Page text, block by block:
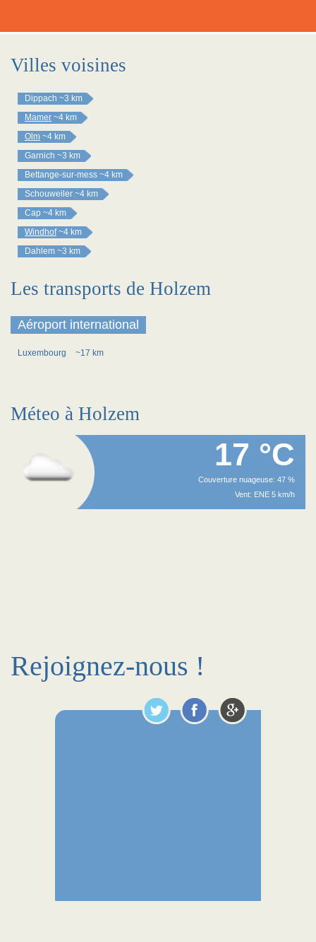
Villes voisines
Dippach ~3 km
Mamer ~4 km
Olm ~4 km
Garnich ~3 km
Bettange-sur-mess ~4 km
Schouweiler ~4 km
Cap ~4 km
Windhof ~4 km
Dahlem ~3 km
Les transports de Holzem
Aéroport international
Luxembourg ~17 km
Méteo à Holzem
17 °C
Couverture nuageuse: 47 %
Vent: ENE 5 km/h
Rejoignez-nous !